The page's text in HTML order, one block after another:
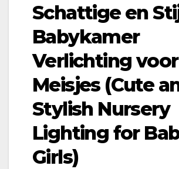
Schattige en
Babykamer
Verlichting voor
Meisjes (Cute
Stylish Nursery
Lighting for
Girls)